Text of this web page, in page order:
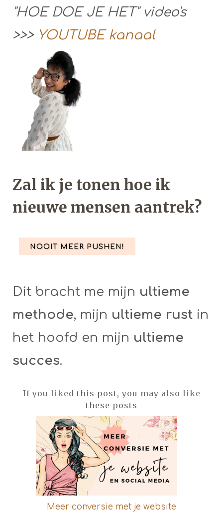
"HOE DOE JE HET" video's
>>> YOUTUBE kanaal
Zal ik je tonen hoe ik
nieuwe mensen aantrek?
NOOIT MEER PUSHEN!
Dit bracht me mijn ultieme
methode, mijn ultieme rust in
het hoofd en mijn ultieme
succes.
If you liked this post, you may also like
these posts
Meer conversie met je website